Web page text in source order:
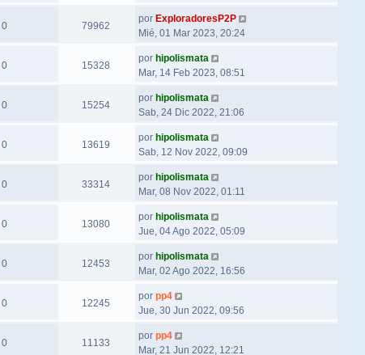
0 79962
por ExploradoresP2P
Mié, 01 Mar 2023, 20:24
0 15328
por hipolismata
Mar, 14 Feb 2023, 08:51
0 15254
por hipolismata
Sab, 24 Dic 2022, 21:06
0 13619
por hipolismata
Sab, 12 Nov 2022, 09:09
0 33314
por hipolismata
Mar, 08 Nov 2022, 01:11
0 13080
por hipolismata
Jue, 04 Ago 2022, 05:09
0 12453
por hipolismata
Mar, 02 Ago 2022, 16:56
0 12245
por pp4
Jue, 30 Jun 2022, 09:56
0 11133
por pp4
Mar, 21 Jun 2022, 12:21